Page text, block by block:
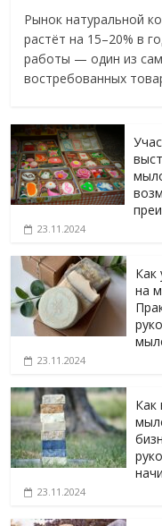
Рынок натуральной
растёт на 15–20% в
работы — один из
востребованных
23.11.2024
Как
на
23.11.2024
Как
23.11.2024